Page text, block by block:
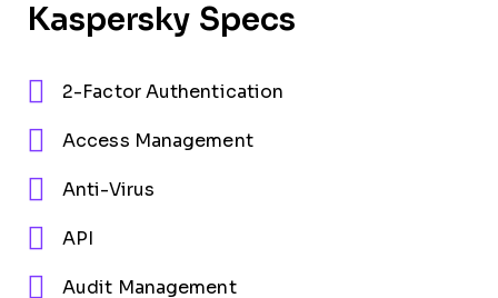
Kaspersky Specs
2-Factor Authentication
Access Management
Anti-Virus
API
Audit Management